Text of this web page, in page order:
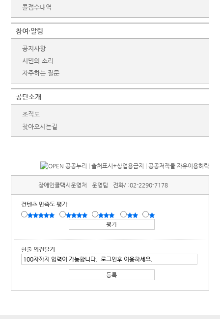
콜접수내역
참여·알림
공지사항
시민의 소리
자주하는 질문
공단소개
조직도
찾아오시는길
장애인콜택시운영처 운영팀 전화/ :02-2290-7178
컨텐츠 만족도 평가
한줄 의견달기